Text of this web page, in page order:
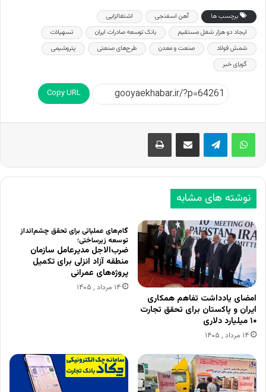
برچسب ها آهن اسفنجی
اشتغالزایی
ایجاد دو هزار شغل مستقیم
بانک توسعه صادرات ایران
تسهیلات
شمش فولاد
صنعت و معدن طرح‌های صنعتی
پتروشیمی
گویای خبر
Copy URL
اشتراک گذاری از طریق ایمیل چاپ
نوشته های مشابه
امضای یادداشت تفاهم همکاری
ایران و پاکستان برای تحقق تجارت
۱۰ میلیارد دلاری
۱۴ مرداد , ۱۴۰۵
گام‌های عملیاتی برای تحقق چشم‌انداز
توسعه زیرساختی؛
ضرب‌الاجل مدیرعامل سازمان
منطقه آزاد انزلی برای تکمیل
پروژه‌های عمرانی
۱۴ مرداد , ۱۴۰۵